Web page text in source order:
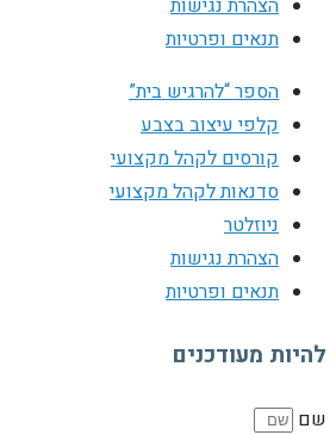
הצהרת נגישות
תנאים ופרטיות
הספר “להרגיש בית”
קלפי עיצוב בצבע
קורסים לקהל מקצועי
סדנאות לקהל מקצועי
ניוזלטר
הצהרת נגישות
תנאים ופרטיות
להיות מעודכנים
שם